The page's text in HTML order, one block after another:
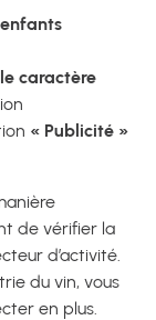
caractère
« Publicité »
de vérifier la
d’activité.
du vin, vous
en plus.